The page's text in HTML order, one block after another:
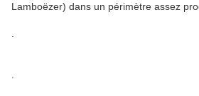
Lamboëzer) dans un périmètre assez
.